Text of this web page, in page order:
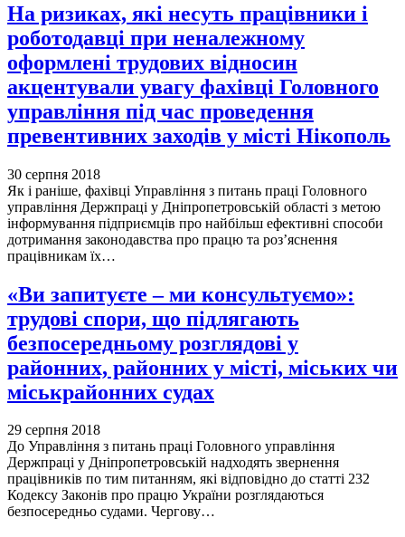
На ризиках, які несуть працівники і
роботодавці при неналежному
оформлені трудових відносин
акцентували увагу фахівці Головного
управління під час проведення
превентивних заходів у місті Нікополь
30 серпня 2018
Як і раніше, фахівці Управління з питань праці Головного
управління Держпраці у Дніпропетровській області з метою
інформування підприємців про найбільш ефективні способи
дотримання законодавства про працю та роз’яснення
працівникам їх…
«Ви запитуєте – ми консультуємо»:
трудові спори, що підлягають
безпосередньому розглядові у
районних, районних у місті, міських чи
міськрайонних судах
29 серпня 2018
До Управління з питань праці Головного управління
Держпраці у Дніпропетровській надходять звернення
працівників по тим питанням, які відповідно до статті 232
Кодексу Законів про працю України розглядаються
безпосередньо судами. Чергову…